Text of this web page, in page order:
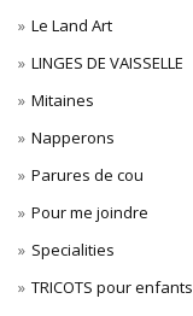
Le Land Art
LINGES DE VAISSELLE
Mitaines
Napperons
Parures de cou
Pour me joindre
Specialities
TRICOTS pour enfants